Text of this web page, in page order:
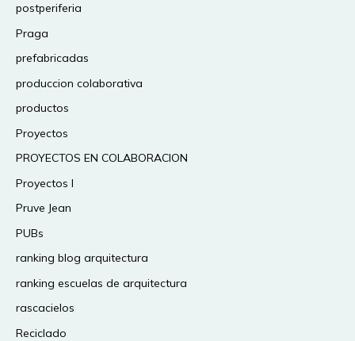
postperiferia
Praga
prefabricadas
produccion colaborativa
productos
Proyectos
PROYECTOS EN COLABORACION
Proyectos I
Pruve Jean
PUBs
ranking blog arquitectura
ranking escuelas de arquitectura
rascacielos
Reciclado